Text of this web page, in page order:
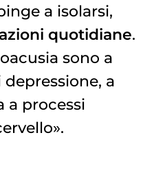
a isolarsi,
quotidiane.
sono a
a
a processi